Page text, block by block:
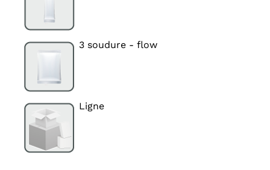
3 soudure - flow
Ligne